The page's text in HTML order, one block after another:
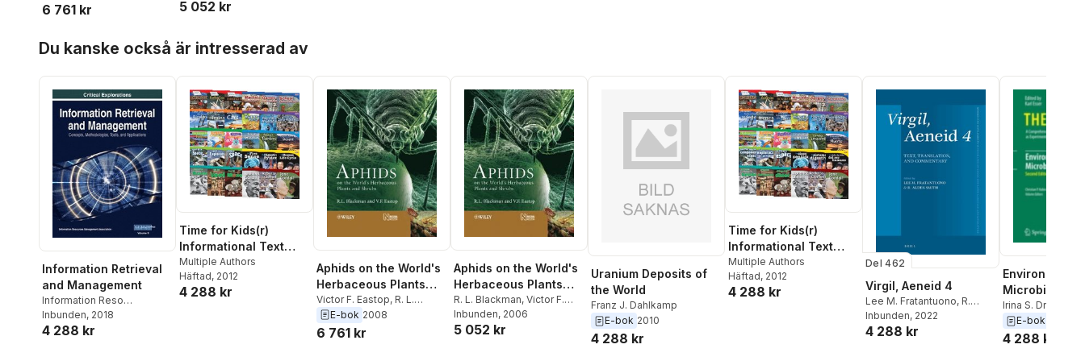
6 761 kr 5 052 kr
Du kanske också är intresserad av
Information Retrieval
and Management
Information Reso
Management Association
Inbunden, 2018
4 288 kr
Time for Kids(r)
Informational Text
Grade 3 Readers 30-
Book Set
Multiple Authors
Häftad, 2012
4 288 kr
Aphids on the World's
Herbaceous Plants
and Shrubs, 2 Volume
Set
Victor F. Eastop, R. L.
Blackman
E-bok 2008
6 761 kr
Aphids on the World's
Herbaceous Plants
and Shrubs, 2 Volume
Set
R. L. Blackman, Victor F.
Eastop
Inbunden, 2006
5 052 kr
Uranium Deposits of
the World
Franz J. Dahlkamp
E-bok 2010
4 288 kr
Time for Kids(r)
Informational Text
Grade 3 Spanish
Readers 30-Book Set
Multiple Authors
Häftad, 2012
4 288 kr
Del 462
Virgil, Aeneid 4
Lee M. Fratantuono, R.
Alden Smith
Inbunden, 2022
4 288 kr
Microbial
Relationships
Irina S. Druzhinina
P. Kubicek
E-bok
4 288 kr